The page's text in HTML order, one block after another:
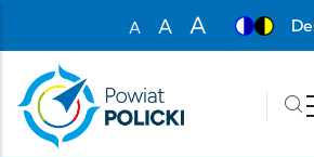
A
Set font size to 100%
A
A